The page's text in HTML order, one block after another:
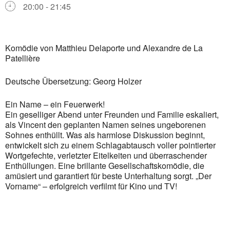
20:00 - 21:45
iCalendar
Office 365
Outlook Live
Komödie von Matthieu Delaporte und Alexandre de La
Patellière
Deutsche Übersetzung: Georg Holzer
Ein Name – ein Feuerwerk!
Ein geselliger Abend unter Freunden und Familie eskaliert,
als Vincent den geplanten Namen seines ungeborenen
Sohnes enthüllt. Was als harmlose Diskussion beginnt,
entwickelt sich zu einem Schlagabtausch voller pointierter
Wortgefechte, verletzter Eitelkeiten und überraschender
Enthüllungen. Eine brillante Gesellschaftskomödie, die
amüsiert und garantiert für beste Unterhaltung sorgt. „Der
Vorname“ – erfolgreich verfilmt für Kino und TV!